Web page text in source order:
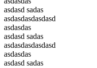
asdasd sadas
asdasdasdasdasd
asdasdas
asdasd sadas
asdasdasdasdasd
asdasdas
asdasd sadas